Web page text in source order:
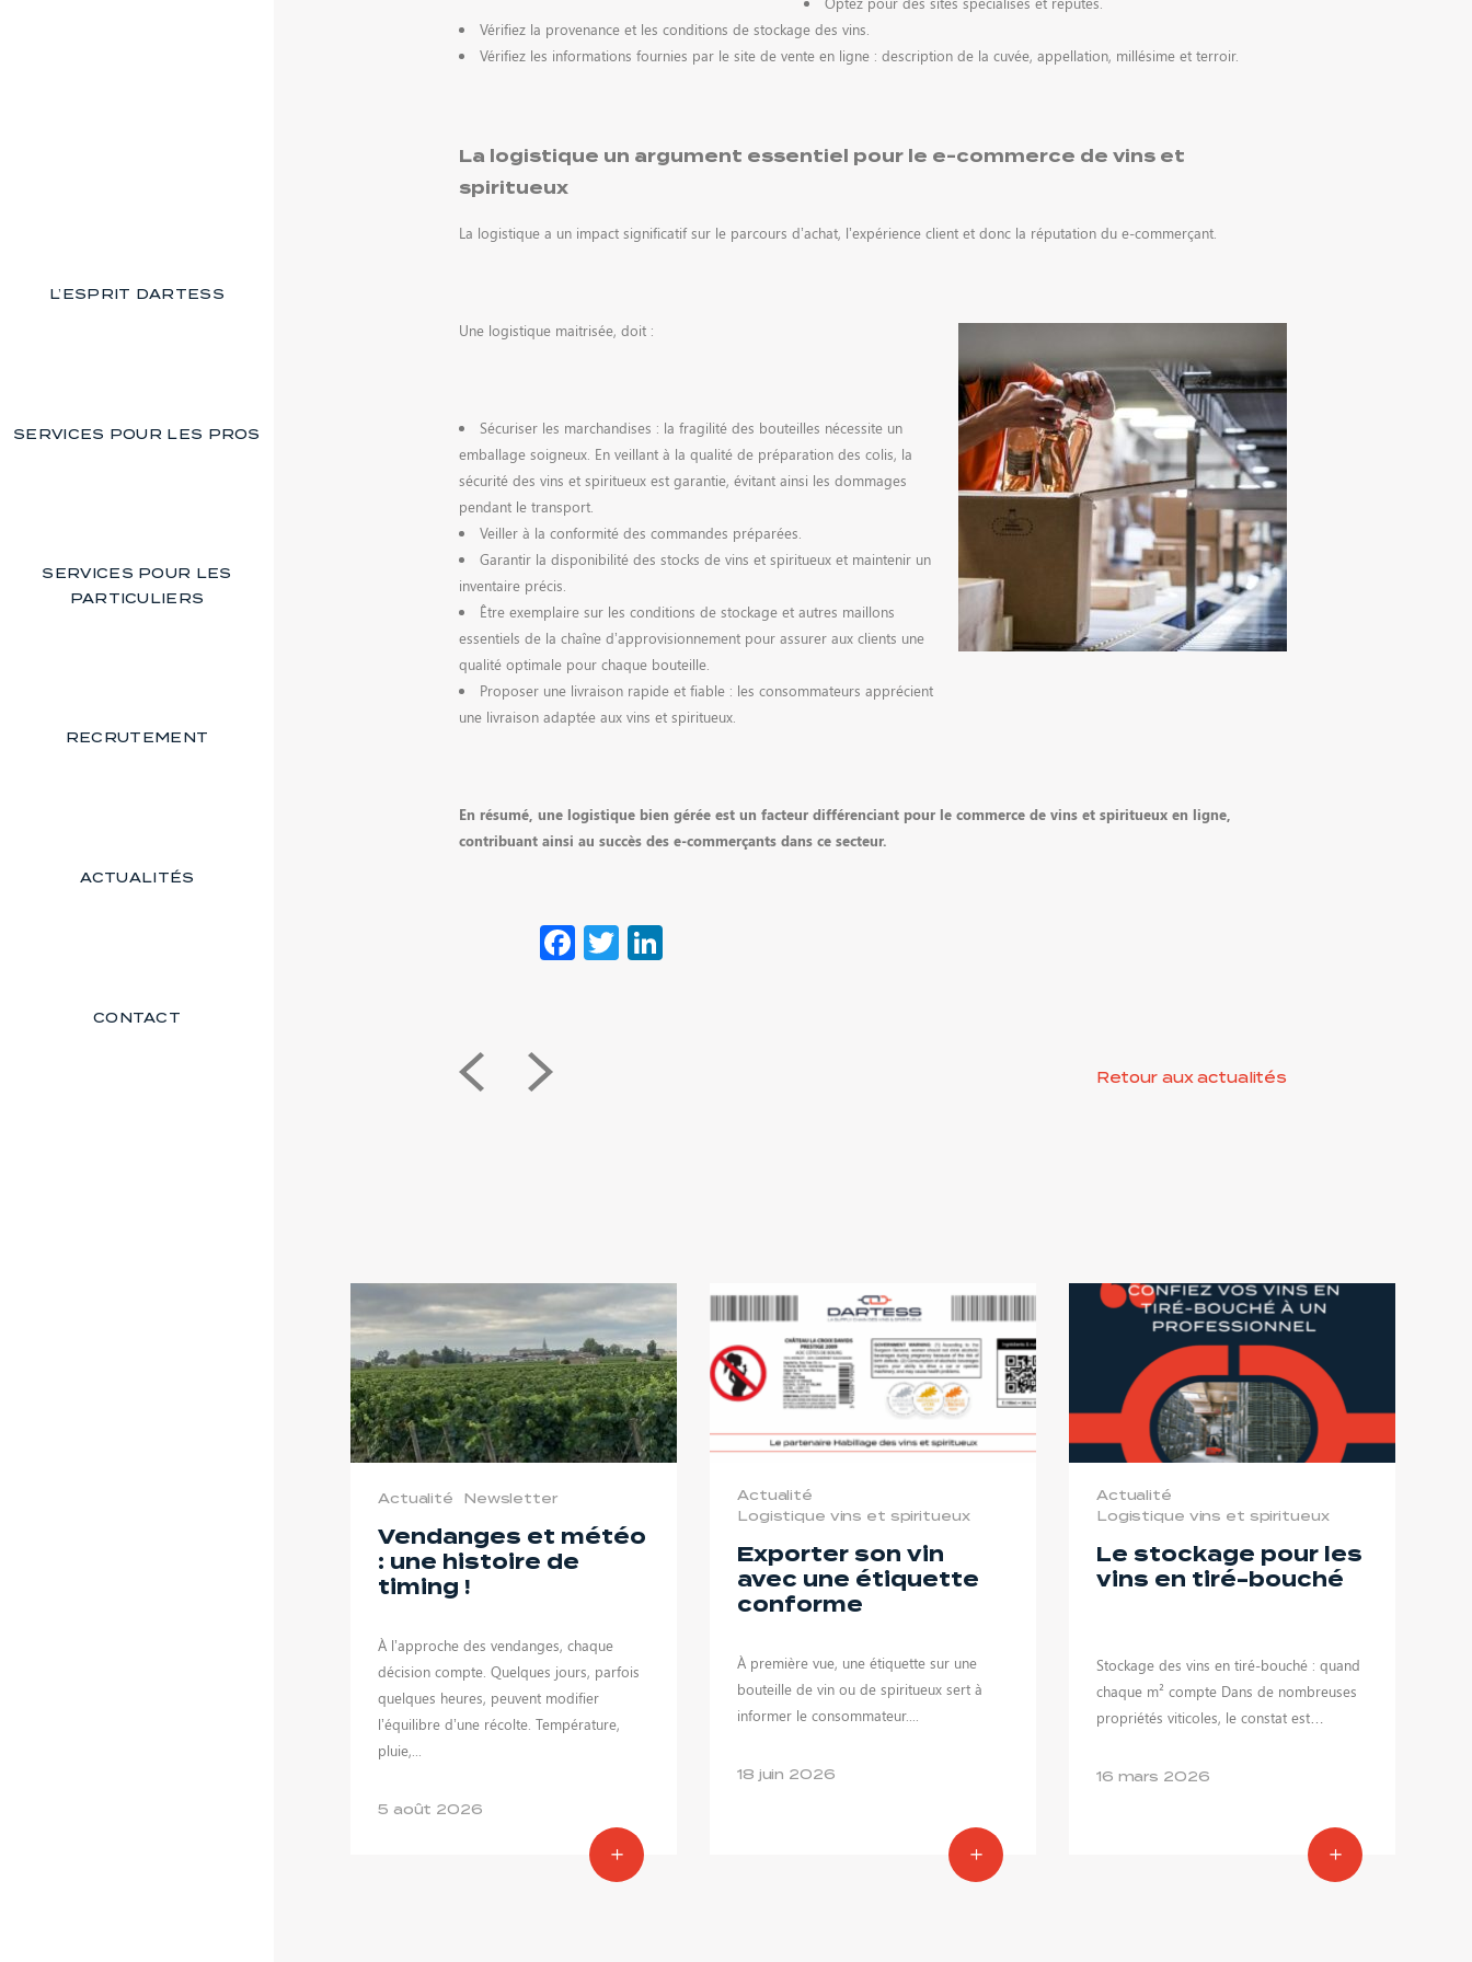
L’ESPRIT DARTESS
SERVICES POUR LES PROS
SERVICES POUR LES
PARTICULIERS
RECRUTEMENT
ACTUALITÉS
CONTACT
Vérifiez la provenance et les conditions de stockage des vins.
Vérifiez les informations fournies par le site de vente en ligne : description de la cuvée, appellation, millésime et terroir.
La logistique un argument essentiel pour le e-commerce de vins et
spiritueux
La logistique a un impact significatif sur le parcours d’achat, l’expérience client et donc la réputation du e-commerçant.
Une logistique maitrisée, doit :
Sécuriser les marchandises : la fragilité des bouteilles nécessite un
emballage soigneux. En veillant à la qualité de préparation des colis, la
sécurité des vins et spiritueux est garantie, évitant ainsi les dommages
pendant le transport.
Veiller à la conformité des commandes préparées.
Garantir la disponibilité des stocks de vins et spiritueux et maintenir un
inventaire précis.
Être exemplaire sur les conditions de stockage et autres maillons
essentiels de la chaîne d’approvisionnement pour assurer aux clients une
qualité optimale pour chaque bouteille.
Proposer une livraison rapide et fiable : les consommateurs apprécient
une livraison adaptée aux vins et spiritueux.
En résumé, une logistique bien gérée est un facteur différenciant pour le commerce de vins et spiritueux en ligne,
contribuant ainsi au succès des e-commerçants dans ce secteur.
Facebook
Twitter
Retour aux actualités
Actualité Newsletter
Vendanges et météo
: une histoire de
timing !
À l’approche des vendanges, chaque
décision compte. Quelques jours, parfois
quelques heures, peuvent modifier
l’équilibre d’une récolte. Température,
pluie,...
5 août 2026
Actualité
Logistique vins et spiritueux
Exporter son vin
avec une étiquette
conforme
À première vue, une étiquette sur une
bouteille de vin ou de spiritueux sert à
informer le consommateur....
18 juin 2026
Actualité
Logistique vins et spiritueux
Le stockage pour les
vins en tiré-bouché
Stockage des vins en tiré-bouché : quand
chaque m² compte Dans de nombreuses
propriétés viticoles, le constat est…
16 mars 2026